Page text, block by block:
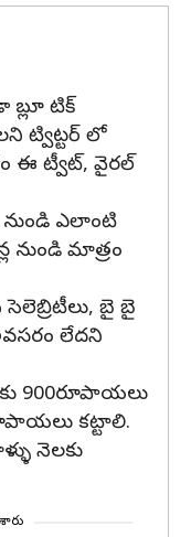
బ్లూ టిక్
ట్విట్టర్ లో
ఈ ట్వీట్, వైరల్
ఎలాంటి
నుండి మాత్రం
బై బై
లేదని
900రూపాయలు
కట్టాలి.
నెలకు